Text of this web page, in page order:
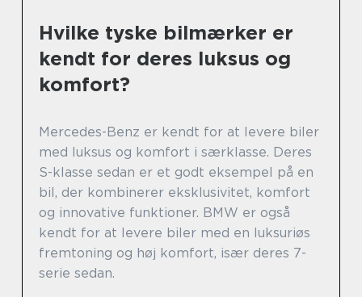
Hvilke tyske bilmærker er
kendt for deres luksus og
komfort?
Mercedes-Benz er kendt for at levere biler
med luksus og komfort i særklasse. Deres
S-klasse sedan er et godt eksempel på en
bil, der kombinerer eksklusivitet, komfort
og innovative funktioner. BMW er også
kendt for at levere biler med en luksuriøs
fremtoning og høj komfort, især deres 7-
serie sedan.